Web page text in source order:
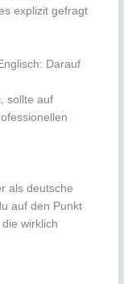
explizit gefragt
Darauf
sollte auf
als deutsche
auf den Punkt
wirklich